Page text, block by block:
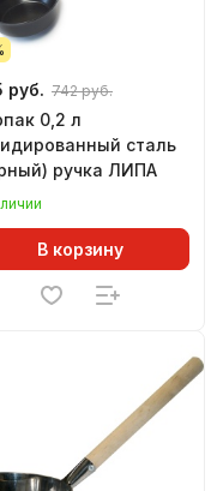
руб. 742 руб.
0,2 л
сталь
ручка ЛИПА
В корзину